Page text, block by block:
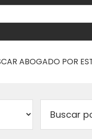
ABOGADO POR